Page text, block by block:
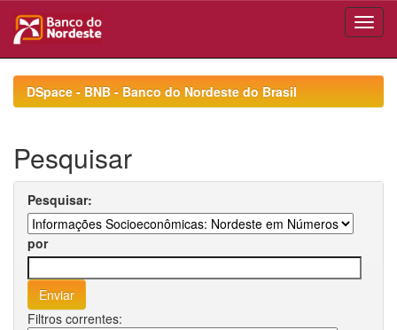
navigationDSpace - BNB - Banco do Nordeste do Brasil
Pesquisar
Pesquisar:
por
Filtros correntes: